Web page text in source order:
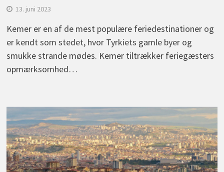
13. juni 2023
Kemer er en af de mest populære feriedestinationer og
er kendt som stedet, hvor Tyrkiets gamle byer og
smukke strande mødes. Kemer tiltrækker feriegæsters
opmærksomhed…